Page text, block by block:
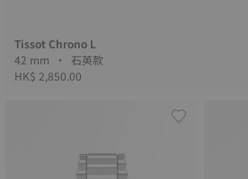
Tissot Chrono L
42 mm • 石英款
HK$ 2,850.00